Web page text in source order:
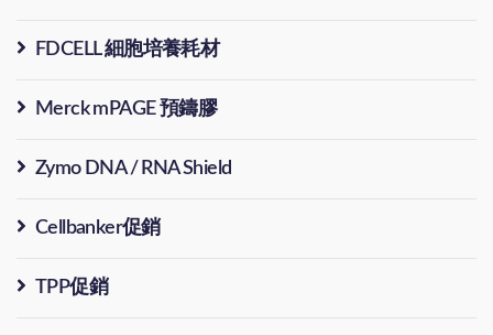
FDCELL 細胞培養耗材
Merck mPAGE 預鑄膠
Zymo DNA / RNA Shield
Cellbanker促銷
TPP促銷